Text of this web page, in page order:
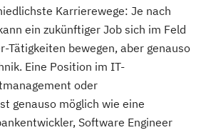
Karrierewege: Je nach
ein zukünftiger Job sich im Feld
Tätigkeiten bewegen, aber genauso
Eine Position im IT-
oder
genauso möglich wie eine
Software Engineer